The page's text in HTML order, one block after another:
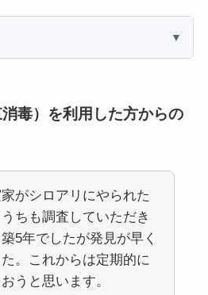
毒）を利用した方からの
がシロアリにやられた
ちも調査していただき
5年でしたが発見が早く
。これからは定期的に
うと思います。